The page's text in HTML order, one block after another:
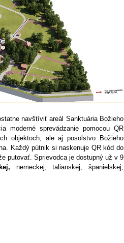
navštíviť areál Sanktuária Božieho
moderné sprevádzanie pomocou QR
objektoch, ale aj posolstvo Božieho
Každý pútnik si naskenuje QR kód do
putovať. Sprievodca je dostupný už v 9
nemeckej, talianskej, španielskej,